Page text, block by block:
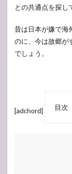
との共通点を探し
昔は日本が嫌で海
のに、今は故郷が
でしょう。
[adchord] 目次